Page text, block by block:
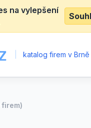
na vylepšení
katalog firem v Brně
firem)